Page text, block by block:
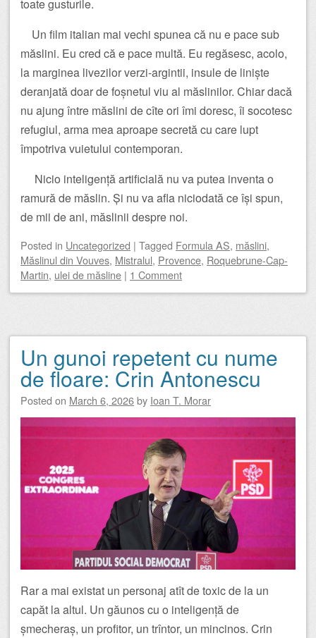
toate gusturile.
Un film italian mai vechi spunea că nu e pace sub
măslini. Eu cred că e pace multă. Eu regăsesc, acolo,
la marginea livezilor verzi-argintii, insule de liniște
deranjată doar de foșnetul viu al măslinilor. Chiar dacă
nu ajung între măslini de cîte ori îmi doresc, îi socotesc
refugiul, arma mea aproape secretă cu care lupt
împotriva vuietului contemporan.
Nicio inteligență artificială nu va putea inventa o
ramură de măslin. Și nu va afla niciodată ce își spun,
de mii de ani, măslinii despre noi.
Posted in Uncategorized | Tagged Formula AS, măslini,
Măslinul din Vouves, Mistralul, Provence, Roquebrune-Cap-
Martin, ulei de măsline | 1 Comment
Un gunoi repetent cu nume
de floare: Crin Antonescu
Posted on March 6, 2026by Ioan T. Morar
Rar a mai existat un personaj atît de toxic de la un
capăt la altul. Un găunos cu o inteligență de
șmecheraș, un profitor, un trîntor, un mincinos. Crin